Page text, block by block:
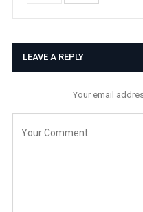
LEAVE A REPLY
Your email